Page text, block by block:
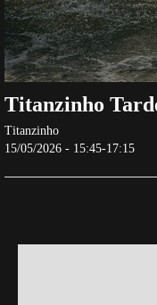
Titanzinho
Titanzinho
15/05/2026 - 15:45-17:15